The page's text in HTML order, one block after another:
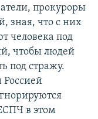
прокуроры
зная, что с них
человека под
чтобы людей
под стражу.
Россией
в этом